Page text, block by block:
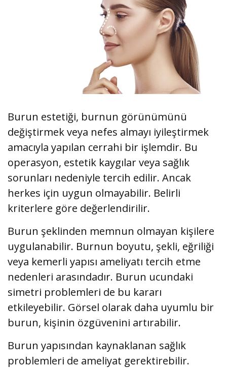
Burun estetiği, burnun görünümünü
değiştirmek veya nefes almayı iyileştirmek
amacıyla yapılan cerrahi bir işlemdir. Bu
operasyon, estetik kaygılar veya sağlık
sorunları nedeniyle tercih edilir. Ancak
herkes için uygun olmayabilir. Belirli
kriterlere göre değerlendirilir.
Burun şeklinden memnun olmayan kişilere
uygulanabilir. Burnun boyutu, şekli, eğriliği
veya kemerli yapısı ameliyatı tercih etme
nedenleri arasındadır. Burun ucundaki
simetri problemleri de bu kararı
etkileyebilir. Görsel olarak daha uyumlu bir
burun, kişinin özgüvenini artırabilir.
Burun yapısından kaynaklanan sağlık
problemleri de ameliyat gerektirebilir.